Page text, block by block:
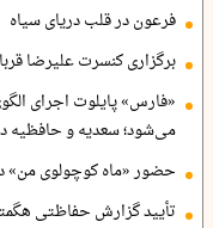
فرعون در قلب دریای سیاه
برگزاری کنسرت علیرضا
«فارس» پایلوت اجرای
می‌شود؛ سعدیه و حافظیه
حضور «ماه کوچولوی من»
تأیید گزارش حفاظتی